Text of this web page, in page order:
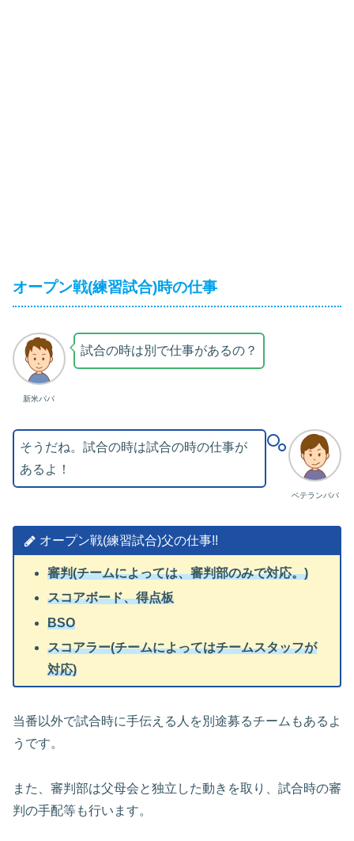
オープン戦(練習試合)時の仕事
新米パパ
試合の時は別で仕事があるの？
ベテランパパ
そうだね。試合の時は試合の時の仕事が
あるよ！
オープン戦(練習試合)父の仕事!!
審判(チームによっては、審判部のみで対応。)
スコアボード、得点板
BSO
スコアラー(チームによってはチームスタッフが
対応)
当番以外で試合時に手伝える人を別途募るチームもあるよ
うです。
また、審判部は父母会と独立した動きを取り、試合時の審
判の手配等も行います。